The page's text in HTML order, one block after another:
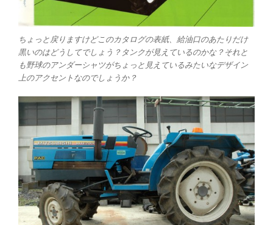
ちょっと戻りますけどこのカタログの表紙、給油口のあたりだけ
黒いのはどうしてでしょう？タンクが見えているのかな？それと
も野球のアンダーシャツがちょっと見えているみたいなデザイン
上のアクセントなのでしょうか？